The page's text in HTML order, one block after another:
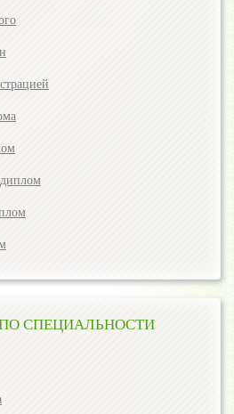
СПЕЦИАЛЬНОСТИ